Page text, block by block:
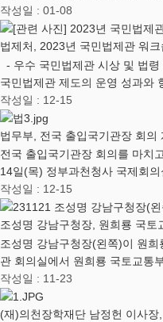
작성일 : 01-08
법제처, 2023년 국민법제관 워크
- 우수 국민법제관 시상 및 법
국민법제관 제도의 운영 성과와
작성일 : 12-15
법무부, 전국 출입국기관장 회의
전국 출입국기관장 회의를 마치
14일(목) 정부과천청사 국제회
작성일 : 12-15
조성명 강남구청장, 원희룡 국
조성명 강남구청장(왼쪽)이 원
관 회의실에서 원희룡 국토교통
작성일 : 11-23
(재)의천장학재단 남정헌 이사